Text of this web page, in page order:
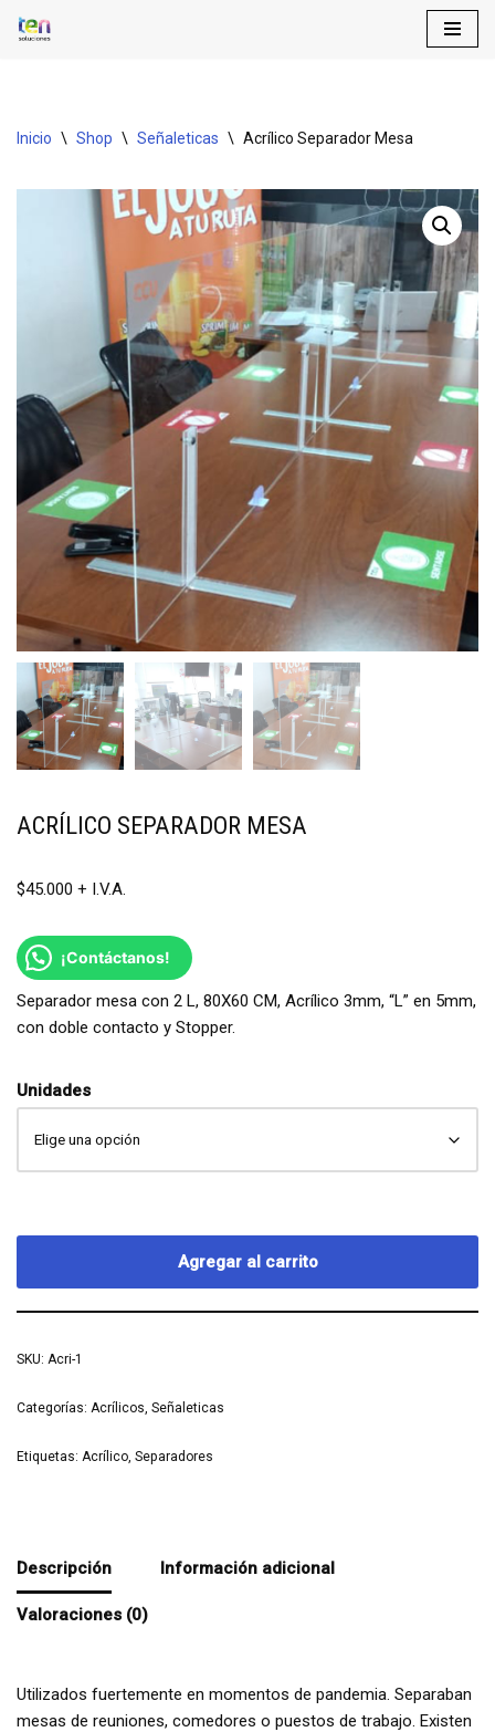
Inicio \ Shop \ Señaleticas \ Acrílico Separador Mesa
ACRÍLICO SEPARADOR MESA
$45.000
¡Contáctanos!
Separador mesa con 2 L, 80X60 CM, Acrílico 3mm, “L” en 5mm,
con doble contacto y Stopper.
Unidades
Agregar al carrito
SKU: Acri-1
Categorías: Acrílicos Señaleticas
Etiquetas: Acrílico Separadores
Descripción Información adicional
Valoraciones (0)
Utilizados fuertemente en momentos de pandemia. Separaban
mesas de reuniones, comedores o puestos de trabajo. Existen